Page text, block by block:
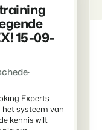
15-09-
·
Experts
het systeem van
kennis wilt